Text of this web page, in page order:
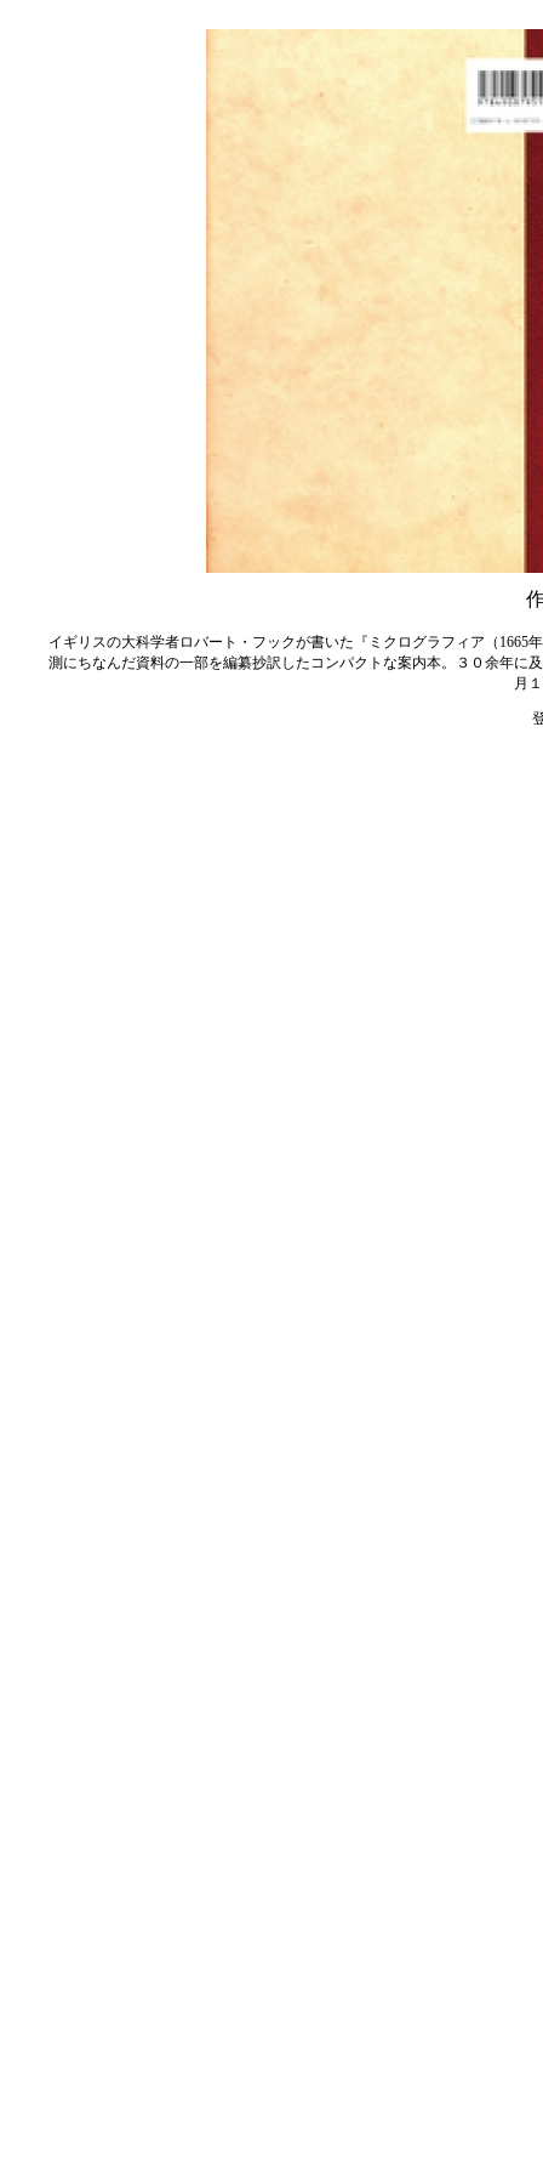
イギリスの大科学者ロバート・フックが書いた『ミクログラフィア（1665
測にちなんだ資料の一部を編纂抄訳したコンパクトな案内本。３０余年に
月